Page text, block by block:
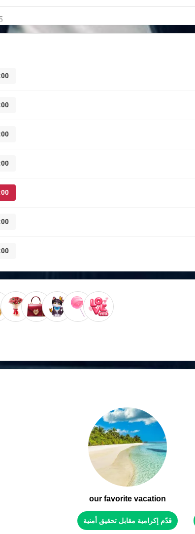
our favorite vacation
قدّم إكرامية مقابل تحقيق أمنية